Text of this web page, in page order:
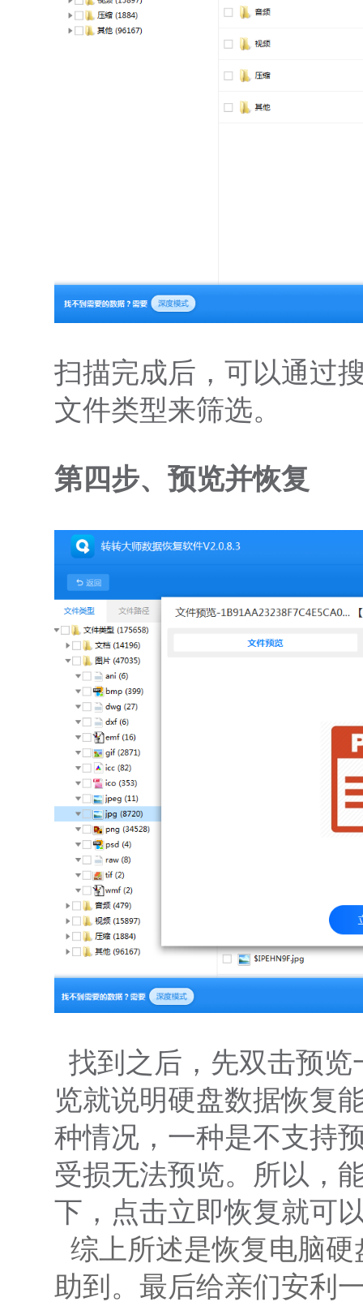
扫描完成后，可以通过
文件类型来筛选。
第四步、预览并恢复
找到之后，先双击预
览就说明硬盘数据恢复
种情况，一种是不支持
受损无法预览。所以，
下，点击立即恢复就可
综上所述是恢复电脑硬
助到。最后给亲们安利